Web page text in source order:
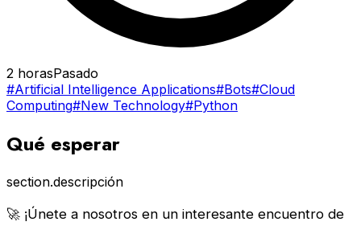
2 horasPasado
#Artificial Intelligence Applications#Bots#Cloud
Computing#New Technology#Python
Qué esperar
section.descripción
🚀 ¡Únete a nosotros en un interesante encuentro de